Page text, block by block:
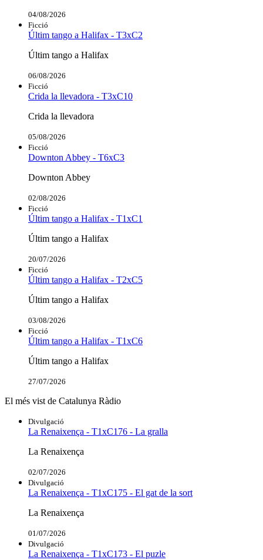
04/08/2026
Ficció
Últim tango a Halifax - T3xC2
Últim tango a Halifax
06/08/2026
Ficció
Crida la llevadora - T3xC10
Crida la llevadora
05/08/2026
Ficció
Downton Abbey - T6xC3
Downton Abbey
02/08/2026
Ficció
Últim tango a Halifax - T1xC1
Últim tango a Halifax
20/07/2026
Ficció
Últim tango a Halifax - T2xC5
Últim tango a Halifax
03/08/2026
Ficció
Últim tango a Halifax - T1xC6
Últim tango a Halifax
27/07/2026
El més vist de Catalunya Ràdio
Divulgació
La Renaixença - T1xC176 - La gralla
La Renaixença
02/07/2026
Divulgació
La Renaixença - T1xC175 - El gat de la sort
La Renaixença
01/07/2026
Divulgació
La Renaixença - T1xC173 - El puzle